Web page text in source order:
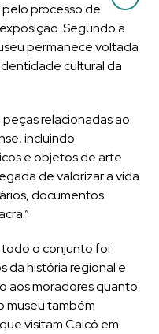
pelo processo de
Segundo a
permanece voltada
cultural da
relacionadas ao
incluindo
e objetos de arte
de valorizar a vida
documentos
todo o conjunto foi
da história regional e
aos moradores quanto
museu também
visitam Caicó em